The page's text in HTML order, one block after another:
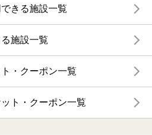
きる施設一覧
施設一覧
・クーポン一覧
ト・クーポン一覧